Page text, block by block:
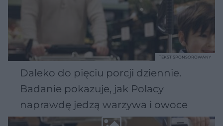
Daleko do pięciu porcji dziennie.
Badanie pokazuje, jak Polacy
naprawdę jedzą warzywa i owoce
TEKST SPONSOROWANY